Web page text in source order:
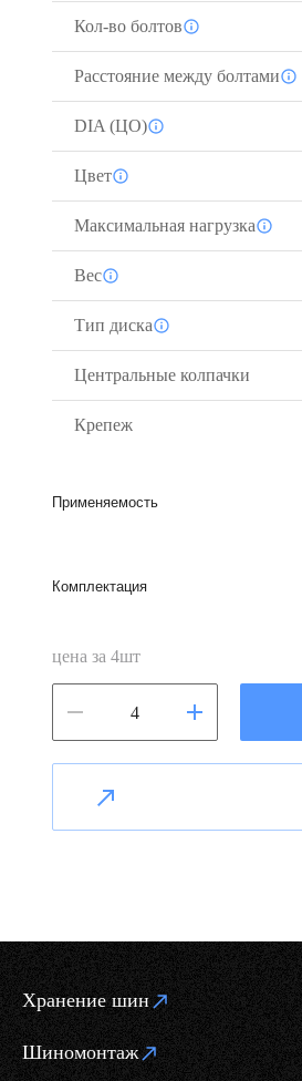
Кол-во болтов
Расстояние между болтами
DIA (ЦО)
Цвет
Максимальная нагрузка
Вес
Тип диска
Центральные колпачки
Крепеж
Применяемость
Комплектация
цена за 4шт
Хранение шин
Шиномонтаж